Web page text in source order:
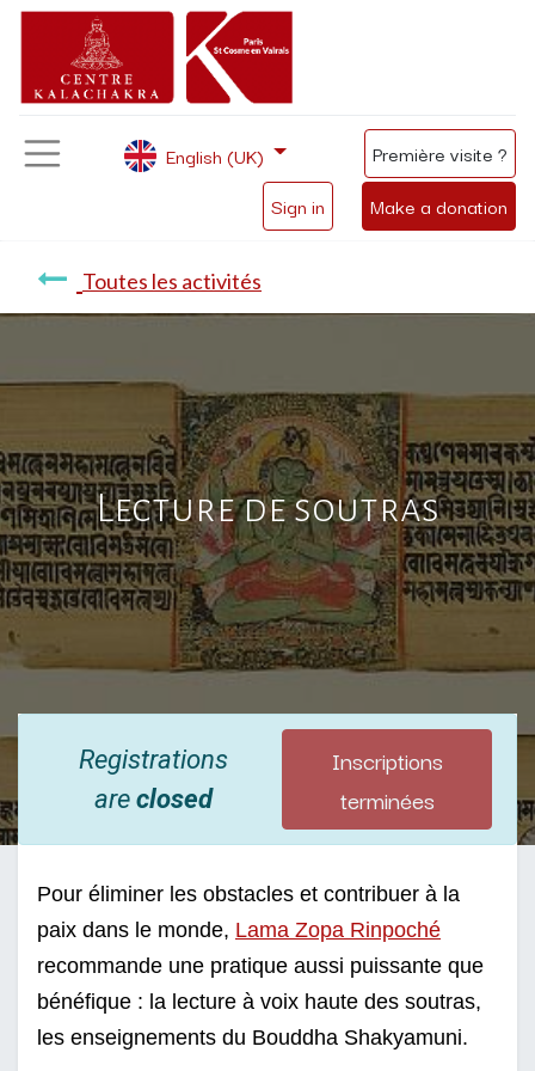
Sign in Make a donation
English (UK) Première visite ?
Toutes les activités
Lecture de soutras
Registrations
areclosed
Inscriptions
terminées
Pour éliminer les obstacles et contribuer à la
paix dans le monde, Lama Zopa Rinpoché
recommande une pratique aussi puissante que
bénéfique : la lecture à voix haute des soutras,
les enseignements du Bouddha Shakyamuni.